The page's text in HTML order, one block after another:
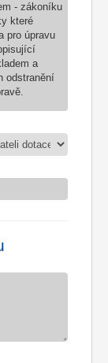
- zákoníku
které
pro úpravu
a
odstranění